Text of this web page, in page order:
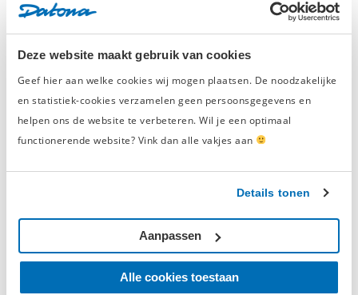
Deze website maakt gebruik van cookies
Geef hier aan welke cookies wij mogen plaatsen. De noodzakelijke
en statistiek-cookies verzamelen geen persoonsgegevens en
helpen ons de website te verbeteren. Wil je een optimaal
functionerende website? Vink dan alle vakjes aan
Details tonen
Alle cookies toestaan
Aanpassen
Rintje Ritsma test absorptiekorrels |
Foto's van klanten
Stuur je foto('s) naar
spotvandeweek@datona.nl
0 Beoordelingen
0/5